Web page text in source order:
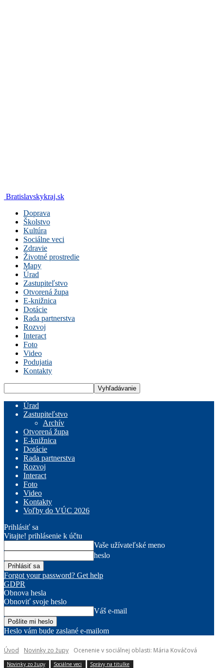
Bratislavskykraj.sk
Doprava
Školstvo
Kultúra
Sociálne veci
Zdravie
Životné prostredie
Mapy
Úrad
Zastupiteľstvo
Otvorená župa
E-knižnica
Dotácie
Rada partnerstva
Rozvoj
Interact
Foto
Video
Podujatia
Kontakty
Úrad
Zastupiteľstvo
Archív
Otvorená župa
E-knižnica
Dotácie
Rada partnerstva
Rozvoj
Interact
Foto
Video
Kontakty
Voľby do VÚC 2026
Prihlásiť sa
Vitajte! prihlásenie k účtu
Vaše užívateľské meno
heslo
Forgot your password? Get help
GDPR
Obnova hesla
Obnoviť svoje heslo
Váš e-mail
Heslo vám bude zaslané e-mailom
Úvod Novinky zo župy Ocenenie v sociálnej oblasti: Mária Kováčová
Novinky zo župy Sociálne veci Správy na titulke